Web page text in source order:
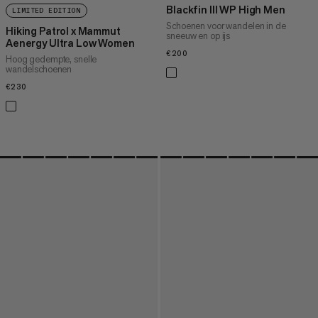
LIMITED EDITION
Hiking Patrol x Mammut
Aenergy Ultra Low Women
Hoog gedempte, snelle
wandelschoenen
€230
Blackfin III WP High Men
Schoenen voor wandelen in de
sneeuw en op ijs
€200